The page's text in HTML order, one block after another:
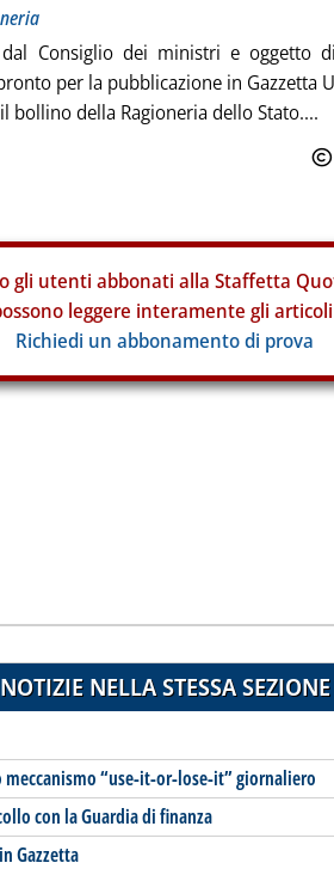
Consiglio dei ministri e oggetto
per la pubblicazione in Gazzetta
bollino della Ragioneria dello Stato....
gli utenti abbonati alla Staffetta
leggere interamente gli
Richiedi un abbonamento di prova
alla notizia
NOTIZIE NELLA STESSA SEZIONE
“use-it-or-lose-it” giornaliero
con la Guardia di finanza
Gazzetta